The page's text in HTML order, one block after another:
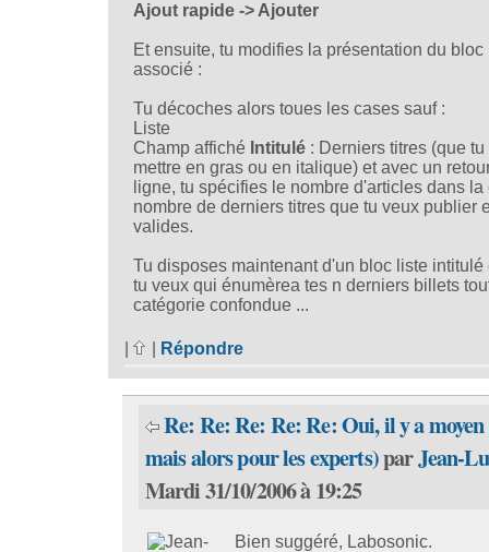
Ajout rapide -> Ajouter
Et ensuite, tu modifies la présentation du bloc
associé :
Tu décoches alors toues les cases sauf :
Liste
Champ affiché Intitulé : Derniers titres (que tu
mettre en gras ou en italique) et avec un
ligne, tu spécifies le nombre d'articles dans la
nombre de derniers titres que tu veux publier
valides.
Tu disposes maintenant d'un bloc liste intitulé
tu veux qui énumèrea tes n derniers billets
catégorie confondue ...
Répondre
Re: Re: Re: Re: Re: Oui, il y a
mais alors pour les experts)parJean-
Mardi 31/10/2006 à 19:25
Bien suggéré, Labosonic.